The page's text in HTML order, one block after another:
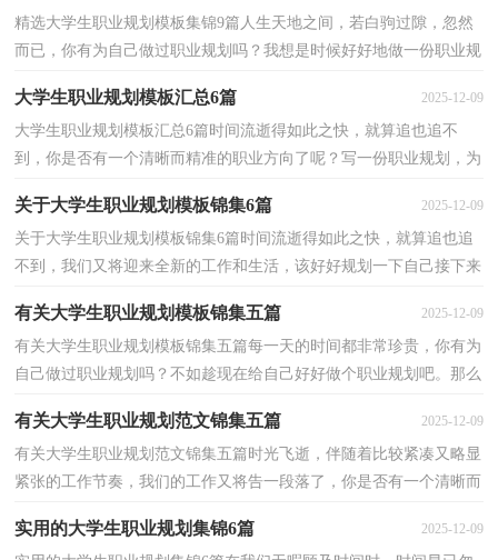
精选大学生职业规划模板集锦9篇人生天地之间，若白驹过隙，忽然
而已，你有为自己做过职业规划吗？我想是时候好好地做一份职业规
大学生职业规划模板汇总6篇 2025-12-09
大学生职业规划模板汇总6篇时间流逝得如此之快，就算追也追不
到，你是否有一个清晰而精准的职业方向了呢？写一份职业规划，为
关于大学生职业规划模板锦集6篇 2025-12-09
关于大学生职业规划模板锦集6篇时间流逝得如此之快，就算追也追
不到，我们又将迎来全新的工作和生活，该好好规划一下自己接下来
有关大学生职业规划模板锦集五篇 2025-12-09
有关大学生职业规划模板锦集五篇每一天的时间都非常珍贵，你有为
自己做过职业规划吗？不如趁现在给自己好好做个职业规划吧。那么
有关大学生职业规划范文锦集五篇 2025-12-09
有关大学生职业规划范文锦集五篇时光飞逝，伴随着比较紧凑又略显
紧张的工作节奏，我们的工作又将告一段落了，你是否有一个清晰而
实用的大学生职业规划集锦6篇 2025-12-09